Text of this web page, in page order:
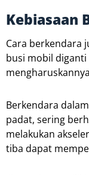
Kebiasaan
Cara berkendara
busi mobil
Berkendara
padat, sering
melakukan
tiba dapat